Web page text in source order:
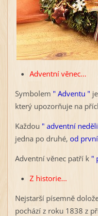
Adventní věnec...
Symbolem " Adventu "
který upozorňuje na
Každou " adventní
jedna po druhé, od
Adventní věnec patří k "
Z historie...
Nejstarší písemně
pochází z roku 1838 z